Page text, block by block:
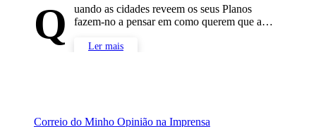
Q
uando as cidades reveem os seus Planos
fazem-no a pensar em como querem que a…
Ler mais
Correio do Minho Opinião na Imprensa